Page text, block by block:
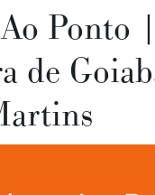
de